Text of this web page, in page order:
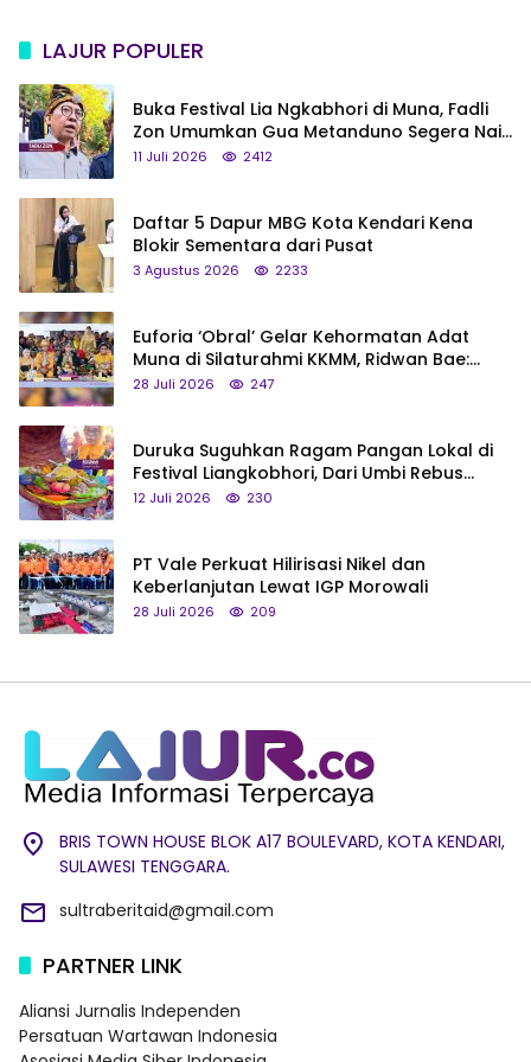
LAJUR POPULER
Buka Festival Lia Ngkabhori di Muna, Fadli
Zon Umumkan Gua Metanduno Segera Naik
Status Jadi Cagar Budaya Nasional
11 Juli 2026 2412
Daftar 5 Dapur MBG Kota Kendari Kena
Blokir Sementara dari Pusat
3 Agustus 2026 2233
Euforia ‘Obral’ Gelar Kehormatan Adat
Muna di Silaturahmi KKMM, Ridwan Bae:
Saya Bukan Tipe Begitu, Belum Pantas!
28 Juli 2026 247
Duruka Suguhkan Ragam Pangan Lokal di
Festival Liangkobhori, Dari Umbi Rebus
hingga Tumpeng Beras Muna
12 Juli 2026 230
PT Vale Perkuat Hilirisasi Nikel dan
Keberlanjutan Lewat IGP Morowali
28 Juli 2026 209
BRIS TOWN HOUSE BLOK A17 BOULEVARD, KOTA KENDARI,
SULAWESI TENGGARA.
sultraberitaid@gmail.com
PARTNER LINK
Aliansi Jurnalis Independen
Persatuan Wartawan Indonesia